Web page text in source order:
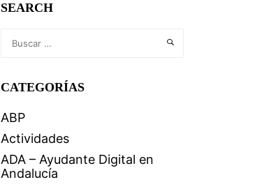
SEARCH
CATEGORÍAS
ABP
Actividades
ADA – Ayudante Digital en
Andalucía